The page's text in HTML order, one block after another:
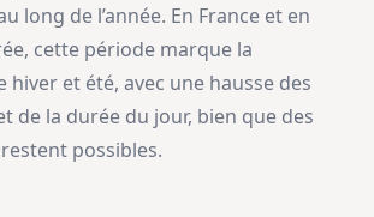
long de l’année. En France et en
cette période marque la
et été, avec une hausse des
de la durée du jour, bien que des
possibles.